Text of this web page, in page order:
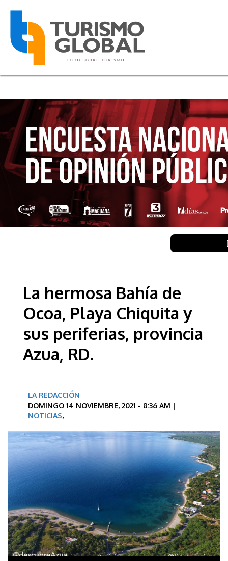
La hermosa Bahía de
Ocoa, Playa Chiquita y
sus periferias, provincia
Azua, RD.
LA REDACCIÓN
DOMINGO 14 NOVIEMBRE, 2021 - 8:36 AM |
NOTICIAS,